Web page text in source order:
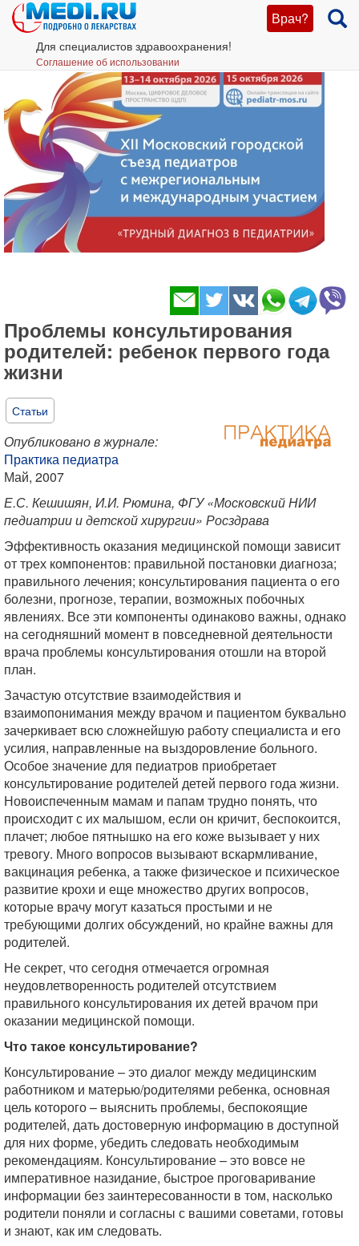
Врач?
Для специалистов здравоохранения!
Соглашение об использовании
Проблемы консультирования
родителей: ребенок первого года
жизни
Статьи
Опубликовано в журнале:
Практика педиатра
Май, 2007
Е.С. Кешишян, И.И. Рюмина, ФГУ «Московский НИИ
педиатрии и детской хирургии» Росздрава
Эффективность оказания медицинской помощи зависит
от трех компонентов: правильной постановки диагноза;
правильного лечения; консультирования пациента о его
болезни, прогнозе, терапии, возможных побочных
явлениях. Все эти компоненты одинаково важны, однако
на сегодняшний момент в повседневной деятельности
врача проблемы консультирования отошли на второй
план.
Зачастую отсутствие взаимодействия и
взаимопонимания между врачом и пациентом буквально
зачеркивает всю сложнейшую работу специалиста и его
усилия, направленные на выздоровление больного.
Особое значение для педиатров приобретает
консультирование родителей детей первого года жизни.
Новоиспеченным мамам и папам трудно понять, что
происходит с их малышом, если он кричит, беспокоится,
плачет; любое пятнышко на его коже вызывает у них
тревогу. Много вопросов вызывают вскармливание,
вакцинация ребенка, а также физическое и психическое
развитие крохи и еще множество других вопросов,
которые врачу могут казаться простыми и не
требующими долгих обсуждений, но крайне важны для
родителей.
Не секрет, что сегодня отмечается огромная
неудовлетворенность родителей отсутствием
правильного консультирования их детей врачом при
оказании медицинской помощи.
Что такое консультирование?
Консультирование – это диалог между медицинским
работником и матерью/родителями ребенка, основная
цель которого – выяснить проблемы, беспокоящие
родителей, дать достоверную информацию в доступной
для них форме, убедить следовать необходимым
рекомендациям. Консультирование – это вовсе не
императивное назидание, быстрое проговаривание
информации без заинтересованности в том, насколько
родители поняли и согласны с вашими советами, готовы
и знают, как им следовать.